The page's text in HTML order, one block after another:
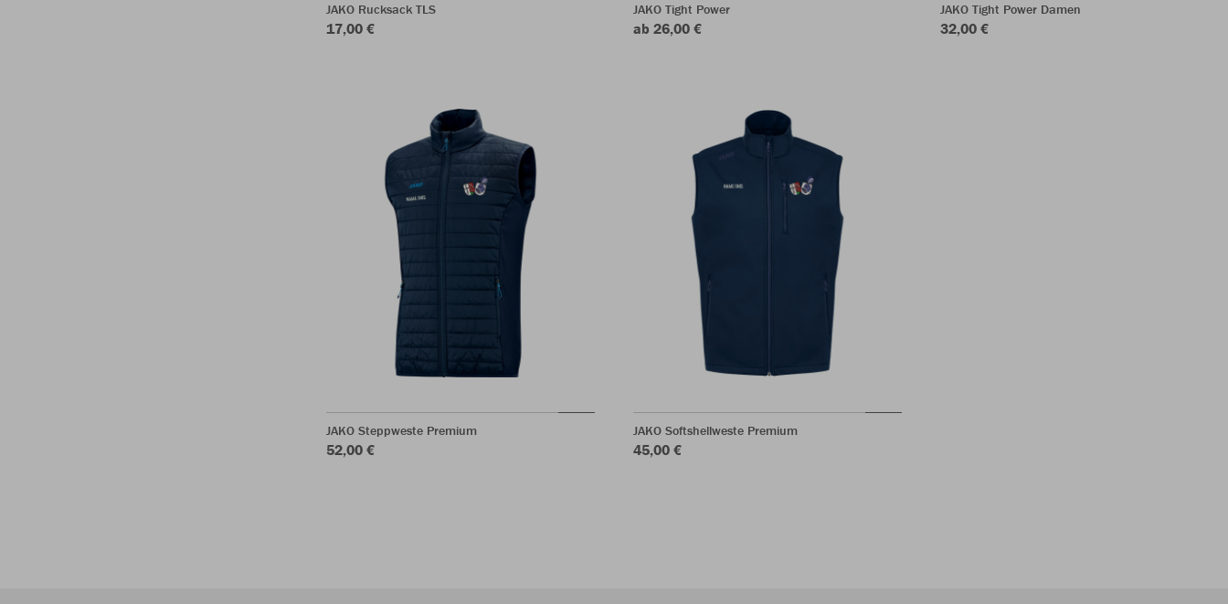
JAKO Rucksack TLS
17,00 €
JAKO Tight Power
ab 26,00 €
JAKO Tight Power Damen
32,00 €
JAKO Steppweste Premium
52,00 €
JAKO Softshellweste Premium
45,00 €